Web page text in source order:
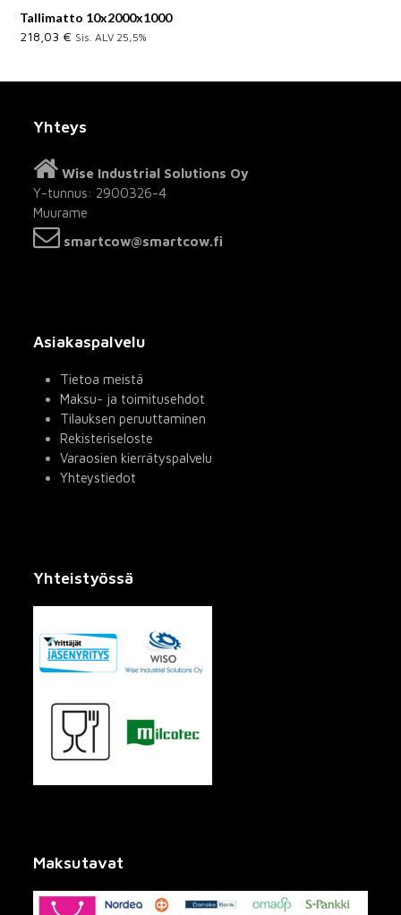
Tallimatto 10x2000x1000
218,03 € Sis. ALV 25,5%
Yhteys
Wise Industrial Solutions Oy
Y-tunnus: 2900326-4
Muurame
smartcow@smartcow.fi
Asiakaspalvelu
Tietoa meistä
Maksu- ja toimitusehdot
Tilauksen peruuttaminen
Rekisteriseloste
Varaosien kierrätyspalvelu
Yhteystiedot
Yhteistyössä
Maksutavat